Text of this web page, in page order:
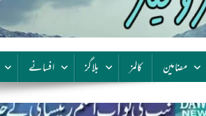
مضامین کالمز بلاگز افسانے